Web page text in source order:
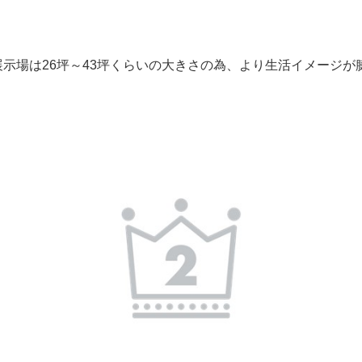
示場は26坪～43坪くらいの大きさの為、より生活イメージが